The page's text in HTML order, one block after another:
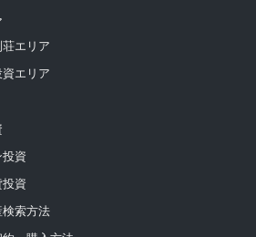
エリア
エリア
資
資
索方法